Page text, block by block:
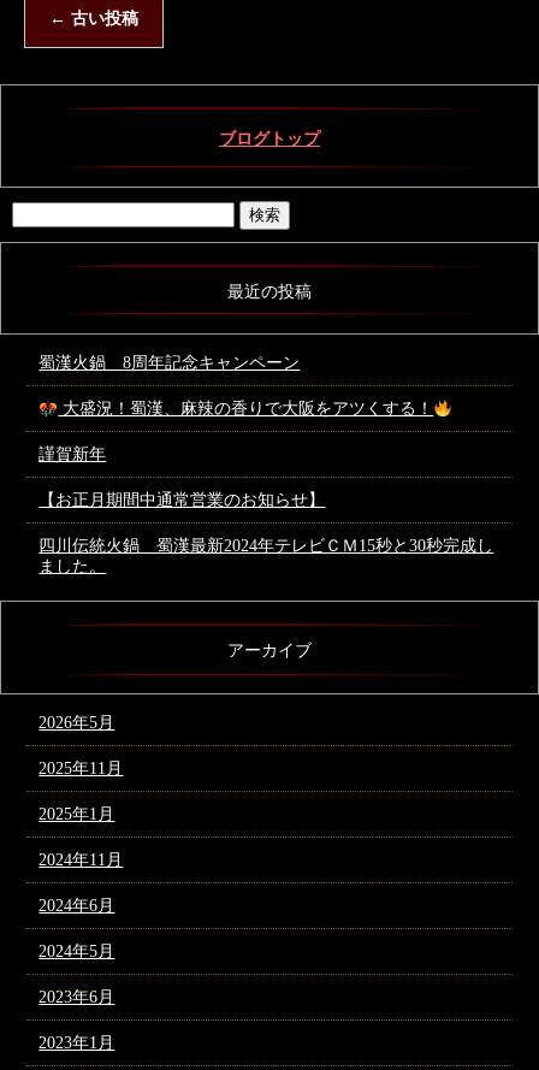
← 古い投稿
ブログトップ
最近の投稿
蜀漢火鍋 8周年記念キャンペーン
大盛況！蜀漢、麻辣の香りで大阪をアツくする！
謹賀新年
【お正月期間中通常営業のお知らせ】
四川伝統火鍋 蜀漢最新2024年テレビＣＭ15秒と30秒完成し
ました。
アーカイブ
2026年5月
2025年11月
2025年1月
2024年11月
2024年6月
2024年5月
2023年6月
2023年1月